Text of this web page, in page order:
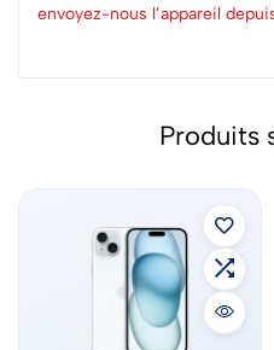
envoyez-nous l’appareil
Produits